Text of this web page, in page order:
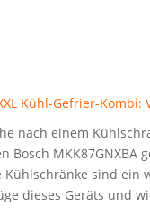
Kühl-Gefrier-
nach einem
Bosch
Kühl­schrän­ke sind
die­ses Geräts und